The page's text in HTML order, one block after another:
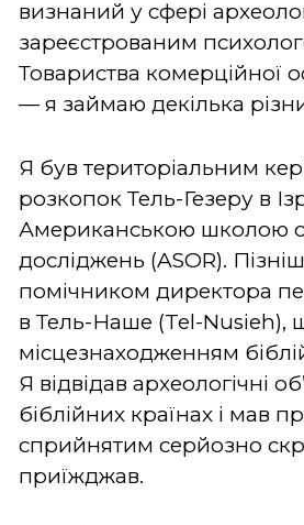
визнаний у сфері
зареєстрованим
Товариства комерційної
— я займаю декілька
Я був територіальним
розкопок Тель-Гезеру в
Американською школою
досліджень (ASOR).
помічником директора
в Тель-Наше (Tel-Nusieh),
місцезнаходженням
Я відвідав археологічні
біблійних країнах і мав
сприйнятим серйозно
приїжджав.